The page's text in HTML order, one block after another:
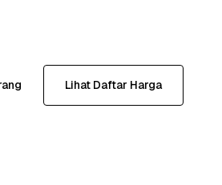
Lihat Daftar Harga